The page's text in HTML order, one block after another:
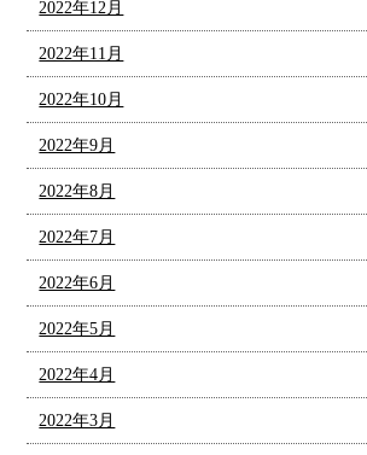
2022年12月
2022年11月
2022年10月
2022年9月
2022年8月
2022年7月
2022年6月
2022年5月
2022年4月
2022年3月